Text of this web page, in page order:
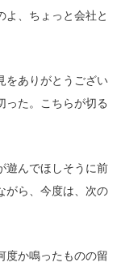
よ、ちょっと会社と
をありがとうござい
った。こちらが切る
遊んでほしそうに前
がら、今度は、次の
度か鳴ったものの留